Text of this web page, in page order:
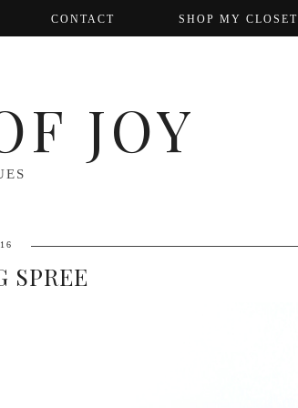
CONTACT SHOP MY CLOSET
JOY
SPREE